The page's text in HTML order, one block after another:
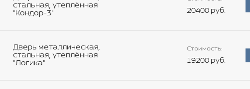
стальная, утеплённая
"Кондор-3"
20400 руб.
Дверь металлическая,
стальная, утеплённая
"Логика"
Стоимость:
19200 руб.